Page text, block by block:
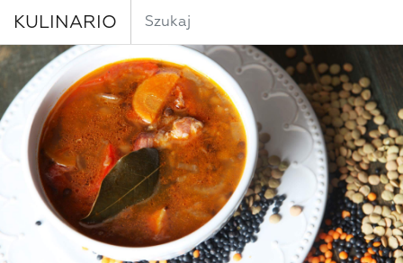
KULINARIO